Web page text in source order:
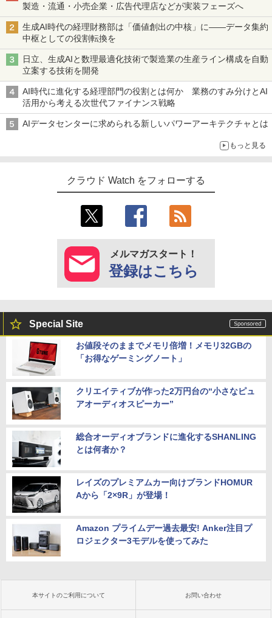
製造・流通・小売企業・広告代理店などが実装フェーズへ
生成AI時代の経理財務部は「価値創出の中核」に――データ集約
中枢としての役割転換を
日立、生成AIと数理最適化技術で製造業の生産ライン構成を自動
立案する技術を開発
AI時代に進化する経理部門の役割とは何か 業務のすみ分けとAI
活用から考える次世代ファイナンス戦略
AIデータセンターに求められる新しいパワーアーキテクチャとは
もっと見る
クラウド Watch をフォローする
メルマガスタート！
登録はこちら
Special Site
お値段そのままでメモリ倍増！メモリ32GBの
「お得なゲーミングノート」
クリエイティブが作った2万円台の“小さなピュ
アオーディオスピーカー”
総合オーディオブランドに進化するSHANLING
とは何者か？
レイズのプレミアムカー向けブランドHOMUR
Aから「2×9R」が登場！
Amazon プライムデー過去最安! Anker注目プ
ロジェクター3モデルを使ってみた
本サイトのご利用について お問い合わせ